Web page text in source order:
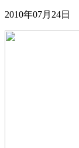
2010年07月24日